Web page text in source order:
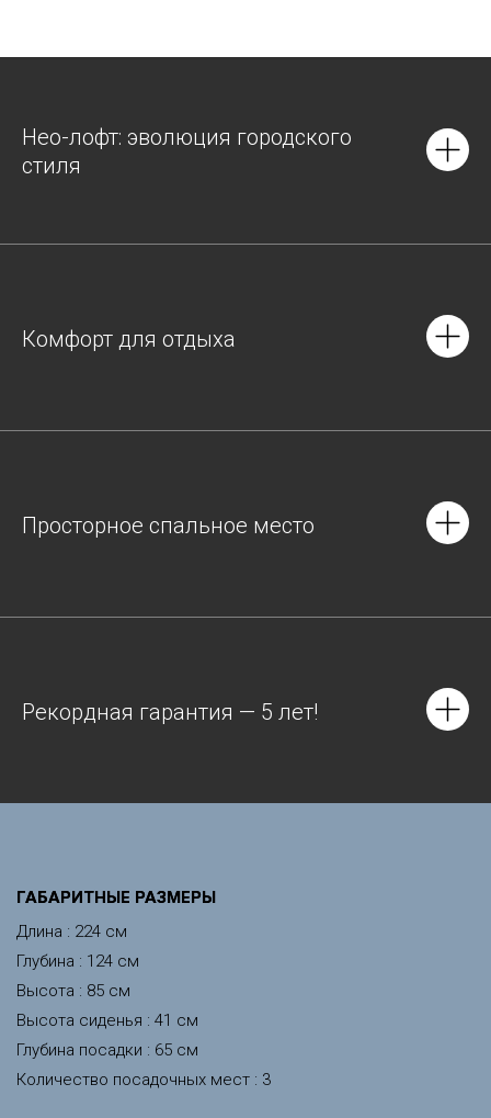
Нео-лофт: эволюция городского
стиля
Комфорт для отдыха
Просторное спальное место
Рекордная гарантия — 5 лет!
ГАБАРИТНЫЕ РАЗМЕРЫ
Длина : 224 см
Глубина : 124 см
Высота : 85 см
Высота сиденья : 41 см
Глубина посадки : 65 см
Количество посадочных мест : 3